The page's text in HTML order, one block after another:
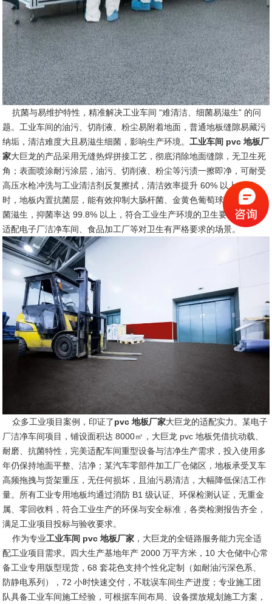
抗菌与易维护特性，精准解决工业车间 “难清洁、细菌易滋生” 的问
题。工业车间的油污、切削液、粉尘易附着地面，普通地板缝隙易藏污
纳垢，清洁难度大且易滋生细菌，影响生产环境。工业车间 pvc 地板厂
家大巨龙的产品采用无缝热焊拼接工艺，彻底消除地面缝隙，无卫生死
角；表面喷涂耐污涂层，油污、切削液、粉尘等污渍一擦即净，可耐受
高压水枪冲洗与工业清洁剂反复擦拭，清洁效率提升 60% 以上。同
时，地板内置抗菌层，能有效抑制大肠杆菌、金黄色葡萄球菌等常见细
菌滋生，抑菌率达 99.8% 以上，符合工业生产环境的卫生要求，尤其
适配电子厂洁净车间、食品加工厂等对卫生有严格要求的场景。
众多工业项目案例，印证了pvc 地板厂家大巨龙的适配实力。某电子
厂洁净车间项目，铺设面积达 8000㎡，大巨龙 pvc 地板凭借抗动载、
耐磨、抗菌特性，完美适配车间重型设备与洁净生产需求，投入使用多
年仍保持地面平整、洁净；某汽车零部件加工厂仓储区，地板承受叉车
高频拖拽与货架重压，无任何损坏，且油污易清洁，大幅降低保洁工作
量。所有工业专用地板均通过消防 B1 级认证、环保检测认证，无重金
属、零回收料，符合工业生产的环保与安全标准，各类检测报告齐全，
满足工业项目投标与验收要求。
作为专业工业车间 pvc 地板厂家 ，大巨龙的全链路服务能力完全适
配工业项目需求。四大生产基地年产 2000 万平方米，10 大仓储中心常
备工业专用版型现货，68 套花色支持个性化定制（如耐油污深色系、
防静电系列），72 小时快速交付，不耽误车间生产进度；专业施工团
队具备工业车间施工经验，可根据车间布局、设备摆放规划施工方案，